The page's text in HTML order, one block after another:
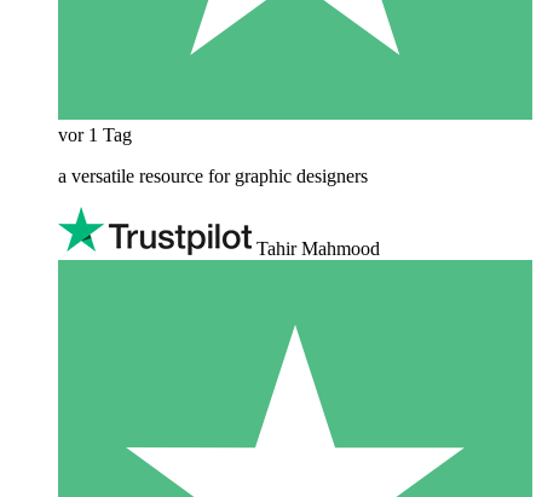
vor 1 Tag
a versatile resource for graphic designers
Tahir Mahmood